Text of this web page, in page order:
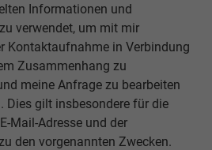
Informationen und
verwendet, um mit mir
Kontaktaufnahme in Verbindung
Zusammenhang zu
meine Anfrage zu bearbeiten
Dies gilt insbesondere für die
Mail-Adresse und der
den vorgenannten Zwecken.